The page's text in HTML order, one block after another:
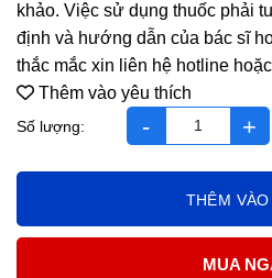
heviho siro lọ 60ml số lượng
THÊM
MUA
khảo. Việc sử dụng thuốc phải
định và hướng dẫn của bác sĩ
thắc mắc xin liên hệ hotline
Thêm vào yêu thích